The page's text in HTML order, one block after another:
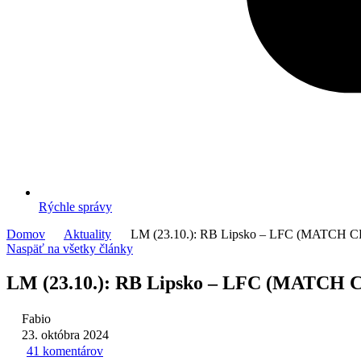
Rýchle správy
Domov
Aktuality
LM (23.10.): RB Lipsko – LFC (MATCH
Naspäť na všetky články
LM (23.10.): RB Lipsko – LFC (MATCH
Fabio
23. októbra 2024
41 komentárov